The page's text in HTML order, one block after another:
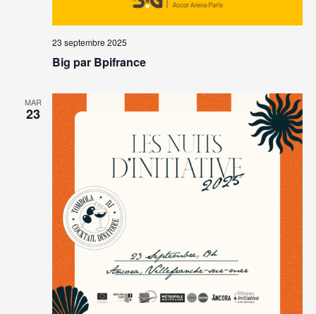
Big par Bpifrance
23 septembre 2025
MAR
23